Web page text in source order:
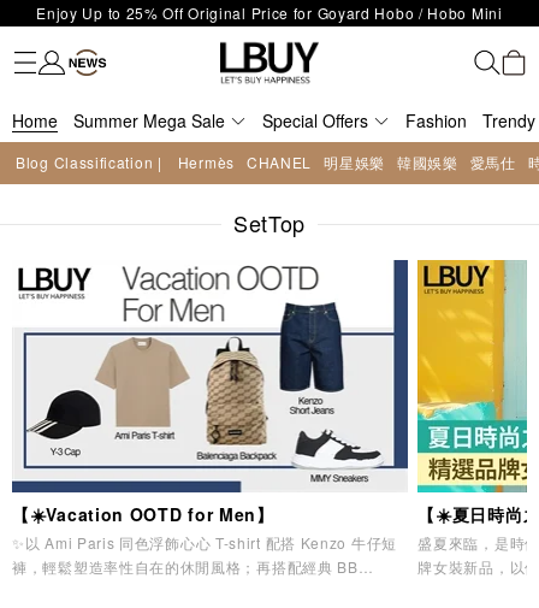
Enjoy Up to 25% Off Original Price for Goyard Hobo / Hobo Mini
Limited Edition!
LBuy Exclusive : Hermès / Chanel handbags and jewellery up to 40%
off—shop now!
LBuy Nintendo Switch / Nintendo Switch 2 Official Product Retail Store
MOKO shop 175, 1/F!
Important Notice: Prevent Fraud for Bank Transfer & FPS
Free Delivery over HKD500!
LBuy receives Hong Kong IPD's 2026 'No Fakes Pledge' mark.
Leather Goods!
Fashion
Trendy brand
Kidswear
Beauty
Fragrance
Personal Care
Mother Care & Baby
Games and fine toys
Stationery
Home Living
Electronics
Food
Health Care
Outdoor
Home Summer Mega Sale Special Offers Fashion
Blog Classification | Hermès CHANEL 明星娛樂 韓國娛樂 愛馬仕
SetTop
【☀️Vacation OOTD for Men】
✨以 Ami Paris 同色浮飾心心 T-shirt 配搭 Kenzo 牛仔短
褲，輕鬆塑造率性自在的休閒風格；再搭配經典 BB
【☀️夏日時尚
盛夏來臨，是時
牌女裝新品，以